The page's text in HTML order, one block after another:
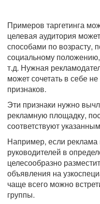
Примеров таргетинга
целевая аудитория
способами по возрасту,
социальному
т.д. Нужная
может сочетать в себе
признаков.
Эти признаки нужно
рекламную площадку,
соответствуют
Например, если реклама
руководителей в
целесообразно
объявления на
чаще всего можно
группы.